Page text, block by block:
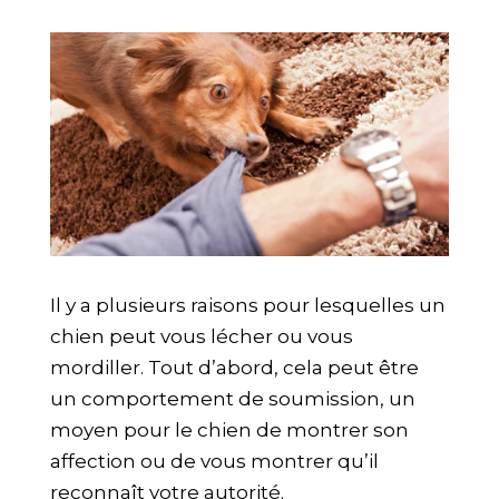
Il y a plusieurs raisons pour lesquelles un
chien peut vous lécher ou vous
mordiller. Tout d’abord, cela peut être
un comportement de soumission, un
moyen pour le chien de montrer son
affection ou de vous montrer qu’il
reconnaît votre autorité.